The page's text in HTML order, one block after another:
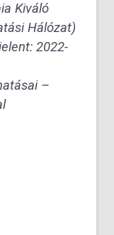
Kiváló
Hálózat)
2022-
–